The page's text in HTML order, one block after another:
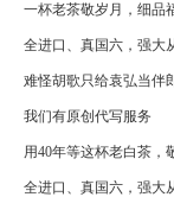
一杯老茶敬岁月，细品
全进口、真国六，强大
难怪胡歌只给袁弘当伴
我们有原创代写服务
用40年等这杯老白茶，
全进口、真国六，强大